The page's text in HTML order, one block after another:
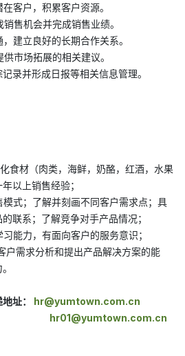
客户，积累客户资源。
售机会并完成销售业绩。
建立良好的长期合作关系。
市场拓展的相关建议。
录并形成日报等相关信息管理。
食材（肉类，海鲜，奶酪，红酒，水果
以上销售经验；
式；了解并刻画不同客户需求点；具
联系；了解竞争对手产品情况；
能力，有面向客户的服务意识；
户需求分析和提出产品解决方案的能
址： hr@yumtown.com.cn
hr01@yumtown.com.cn